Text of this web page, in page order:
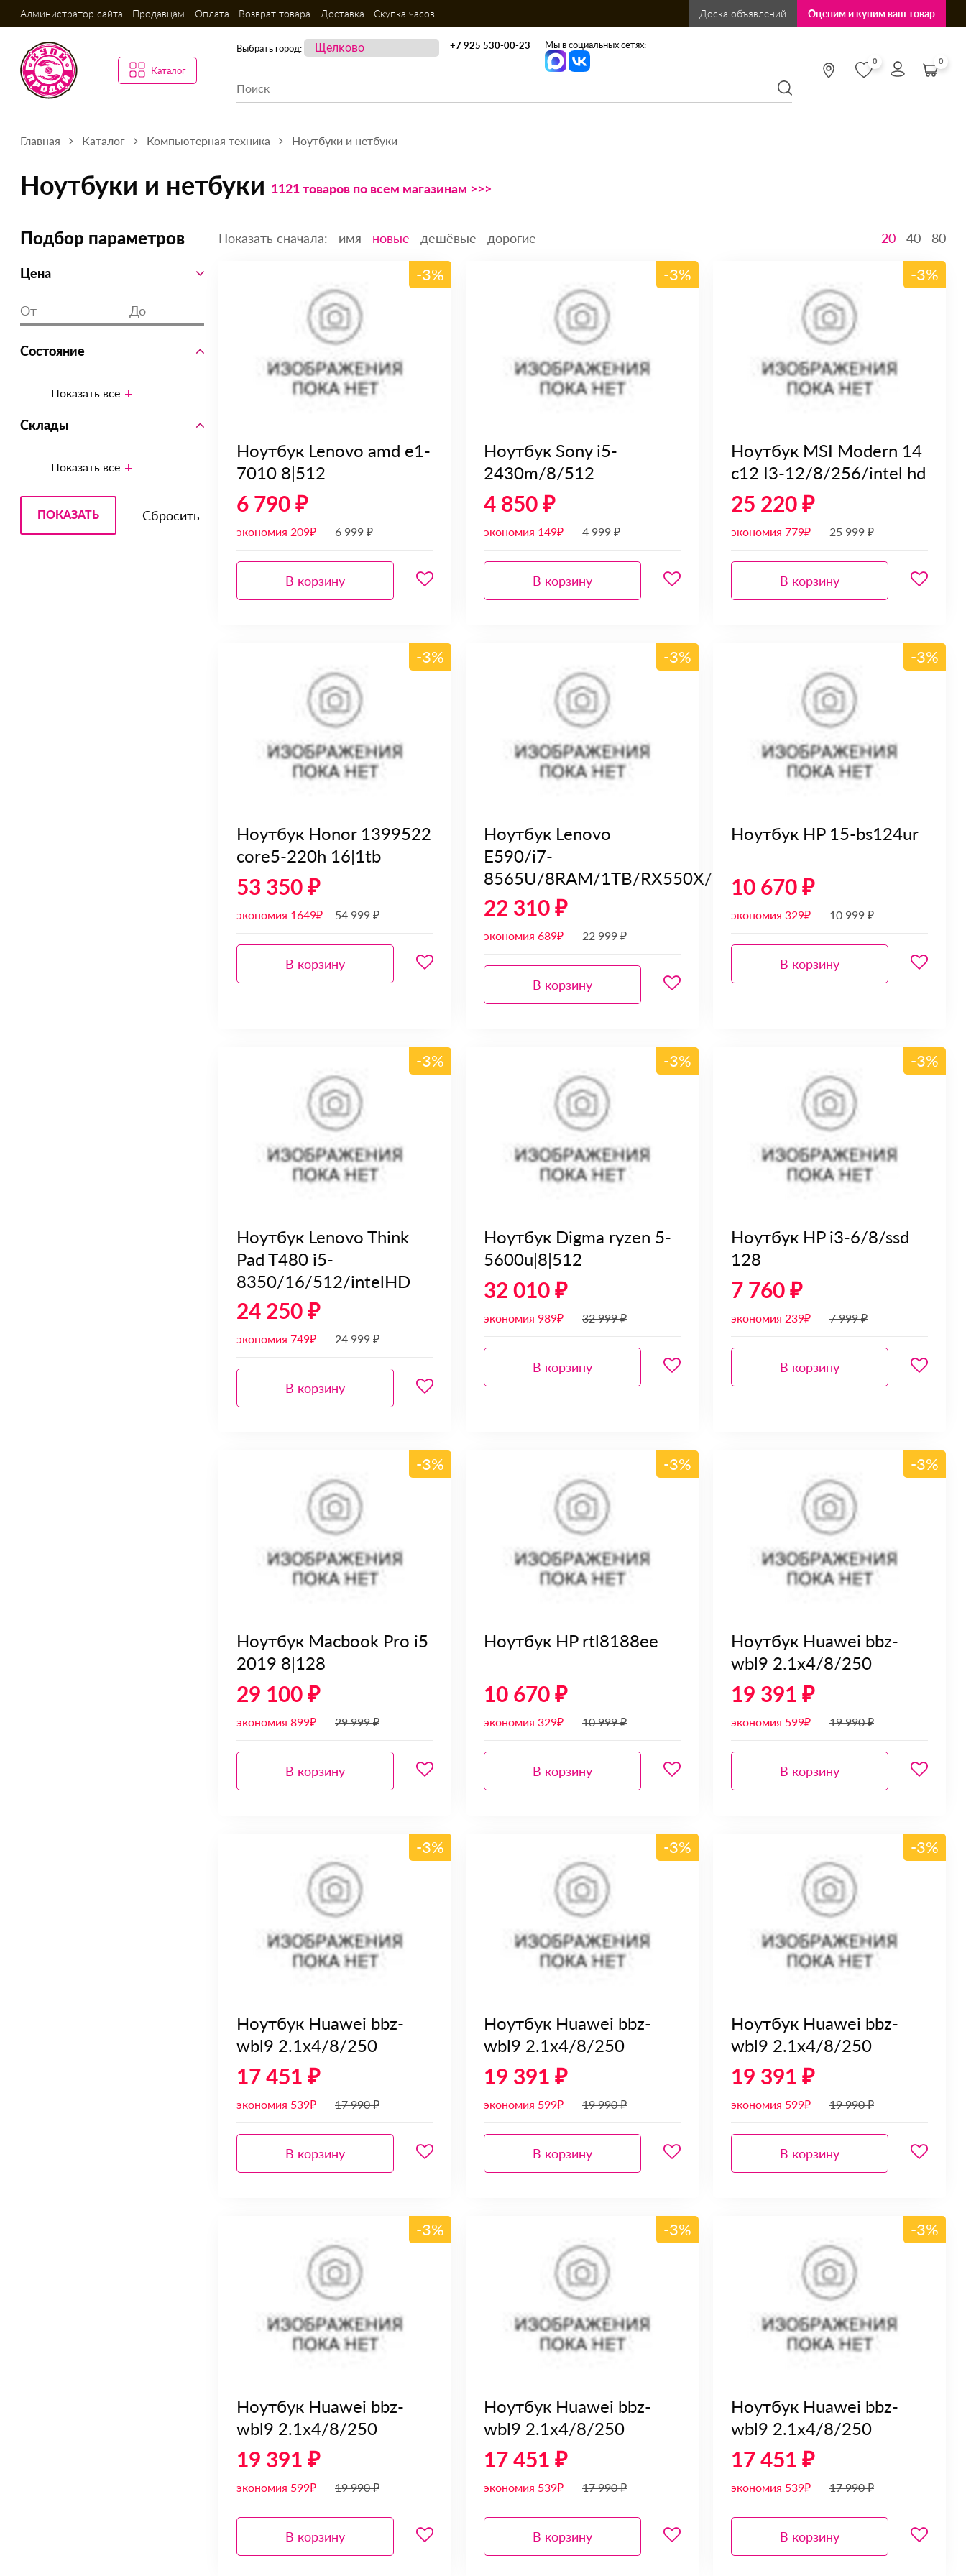
Администратор сайта Продавцам Оплата Возврат товара Доставка Скупка часов Доска объявлений Оценим и купим ваш товар
Каталог
Выбрать город: +7 925 530-00-23 Мы в социальных сетях:
0 0
Главная Каталог Компьютерная техника Ноутбуки и нетбуки
Ноутбуки и нетбуки 1121 товаров по всем магазинам >>>
Подбор параметров
Цена
От До
Состояние
Показать все
Склады
Показать все
Показать сначала: имя новые дешёвые дорогие 20 40 80
-3%
Ноутбук Lenovo amd e1-
7010 8|512
6 790 ₽
экономия 209₽ 6 999 ₽
В корзину
-3%
Ноутбук Sony i5-
2430m/8/512
4 850 ₽
экономия 149₽ 4 999 ₽
В корзину
-3%
Ноутбук MSI Modern 14
c12 I3-12/8/256/intel hd
25 220 ₽
экономия 779₽ 25 999 ₽
В корзину
-3%
Ноутбук Honor 1399522
core5-220h 16|1tb
53 350 ₽
экономия 1649₽ 54 999 ₽
В корзину
-3%
Ноутбук Lenovo
E590/i7-
8565U/8RAM/1TB/RX550X/2GB
22 310 ₽
экономия 689₽ 22 999 ₽
В корзину
-3%
Ноутбук HP 15-bs124ur
10 670 ₽
экономия 329₽ 10 999 ₽
В корзину
-3%
Ноутбук Lenovo Think
Pad T480 i5-
8350/16/512/intelHD
24 250 ₽
экономия 749₽ 24 999 ₽
В корзину
-3%
Ноутбук Digma ryzen 5-
5600u|8|512
32 010 ₽
экономия 989₽ 32 999 ₽
В корзину
-3%
Ноутбук HP i3-6/8/ssd
128
7 760 ₽
экономия 239₽ 7 999 ₽
В корзину
-3%
Ноутбук Macbook Pro i5
2019 8|128
29 100 ₽
экономия 899₽ 29 999 ₽
В корзину
-3%
Ноутбук HP rtl8188ee
10 670 ₽
экономия 329₽ 10 999 ₽
В корзину
-3%
Ноутбук Huawei bbz-
wbl9 2.1x4/8/250
19 391 ₽
экономия 599₽ 19 990 ₽
В корзину
-3%
Ноутбук Huawei bbz-
wbl9 2.1x4/8/250
17 451 ₽
экономия 539₽ 17 990 ₽
В корзину
-3%
Ноутбук Huawei bbz-
wbl9 2.1x4/8/250
19 391 ₽
экономия 599₽ 19 990 ₽
В корзину
-3%
Ноутбук Huawei bbz-
wbl9 2.1x4/8/250
19 391 ₽
экономия 599₽ 19 990 ₽
В корзину
-3%
Ноутбук Huawei bbz-
wbl9 2.1x4/8/250
19 391 ₽
экономия 599₽ 19 990 ₽
В корзину
-3%
Ноутбук Huawei bbz-
wbl9 2.1x4/8/250
17 451 ₽
экономия 539₽ 17 990 ₽
В корзину
-3%
Ноутбук Huawei bbz-
wbl9 2.1x4/8/250
17 451 ₽
экономия 539₽ 17 990 ₽
В корзину